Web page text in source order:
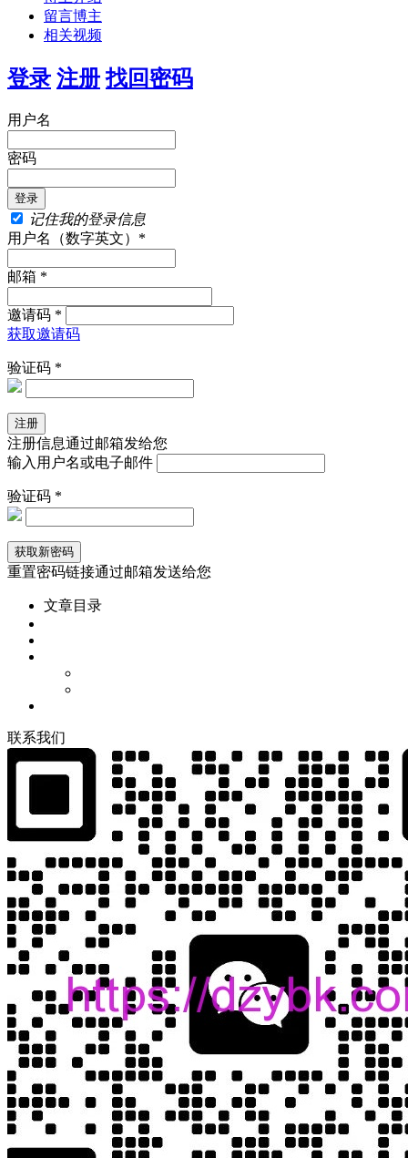
留言博主
相关视频
登录 注册 找回密码
用户名
密码
记住我的登录信息
用户名（数字英文）*
邮箱 *
邀请码 *
获取邀请码
验证码 *
注册信息通过邮箱发给您
输入用户名或电子邮件
验证码 *
重置密码链接通过邮箱发送给您
文章目录
联系我们